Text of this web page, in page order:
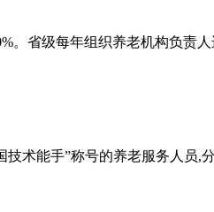
省级每年组织养老机构负责
术能手”称号的养老服务人员,